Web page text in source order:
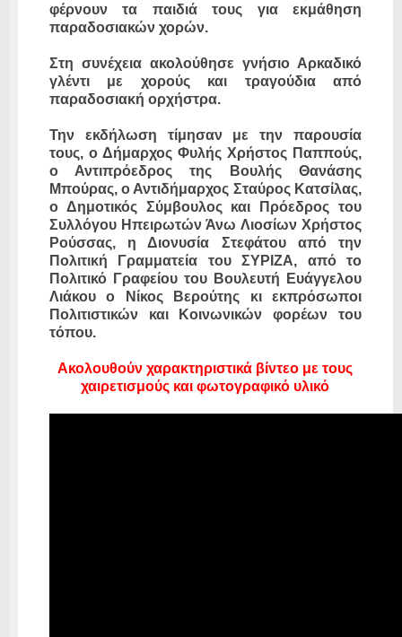
φέρνουν τα παιδιά τους για εκμάθηση
παραδοσιακών χορών.
Στη συνέχεια ακολούθησε γνήσιο Αρκαδικό
γλέντι με χορούς και τραγούδια από
παραδοσιακή ορχήστρα.
Την εκδήλωση τίμησαν με την παρουσία
τους, ο Δήμαρχος Φυλής Χρήστος Παππούς,
ο Αντιπρόεδρος της Βουλής Θανάσης
Μπούρας, ο Αντιδήμαρχος Σταύρος Κατσίλας,
ο Δημοτικός Σύμβουλος και Πρόεδρος του
Συλλόγου Ηπειρωτών Άνω Λιοσίων Χρήστος
Ρούσσας, η Διονυσία Στεφάτου από την
Πολιτική Γραμματεία του ΣΥΡΙΖΑ, από το
Πολιτικό Γραφείου του Βουλευτή Ευάγγελου
Λιάκου ο Νίκος Βερούτης κι εκπρόσωποι
Πολιτιστικών και Κοινωνικών φορέων του
τόπου.
Ακολουθούν χαρακτηριστικά βίντεο με τους
χαιρετισμούς και φωτογραφικό υλικό